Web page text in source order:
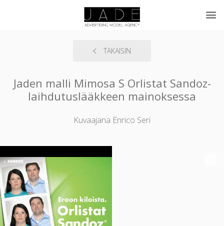
TAKAISIN
Jaden malli Mimosa S Orlistat Sandoz-
laihdutuslääkkeen mainoksessa
Kuvaajana Enrico Seri